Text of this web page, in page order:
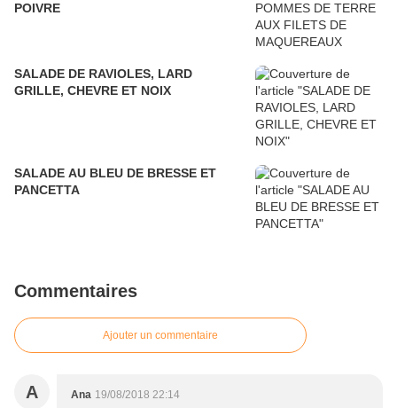
POIVRE
SALADE DE RAVIOLES, LARD
GRILLE, CHEVRE ET NOIX
SALADE AU BLEU DE BRESSE ET
PANCETTA
Commentaires
Ajouter un commentaire
A Ana 19/08/2018 22:14